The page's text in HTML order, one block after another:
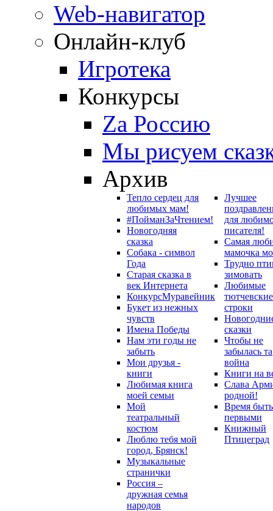
Web-навигатор
Онлайн-клуб
Игротека
Конкурсы
Zа Россию
Мы рисуем
Архив
Тепло сердец для
любимых мам!
#ПойманЗаЧтением!
Новогодняя
сказка
Собака - символ
Года
Старая сказка в
век Интернета
КонкурсМуравейник
Букет из нежных
чувств
Имена Победы
Нам эти годы не
забыть
Мои друзья -
книги
Любимая книга
моей семьи
Мой
театральный
костюм
Люблю тебя мой
город, Брянск!
Музыкальные
странички
Россия –
дружная семья
народов
Лучшее
для
писателя!
Самая
мамочка
Трудно
зимовать
Любимые
тютчевские
строки
сказки
Чтобы не
забылась та
война
Книги на
Слава
родной!
Время быть
первыми
Книжный
Птицеград